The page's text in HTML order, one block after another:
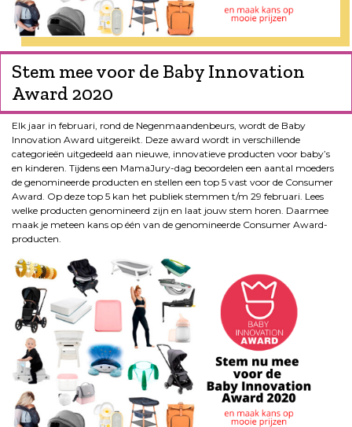
Stem mee voor de Baby Innovation
Award 2020
Elk jaar in februari, rond de Negenmaandenbeurs, wordt de Baby
Innovation Award uitgereikt. Deze award wordt in verschillende
categorieën uitgedeeld aan nieuwe, innovatieve producten voor baby’s
en kinderen. Tijdens een MamaJury-dag beoordelen een aantal moeders
de genomineerde producten en stellen een top 5 vast voor de Consumer
Award. Op deze top 5 kan het publiek stemmen t/m 29 februari. Lees
welke producten genomineerd zijn en laat jouw stem horen. Daarmee
maak je meteen kans op één van de genomineerde Consumer Award-
producten.